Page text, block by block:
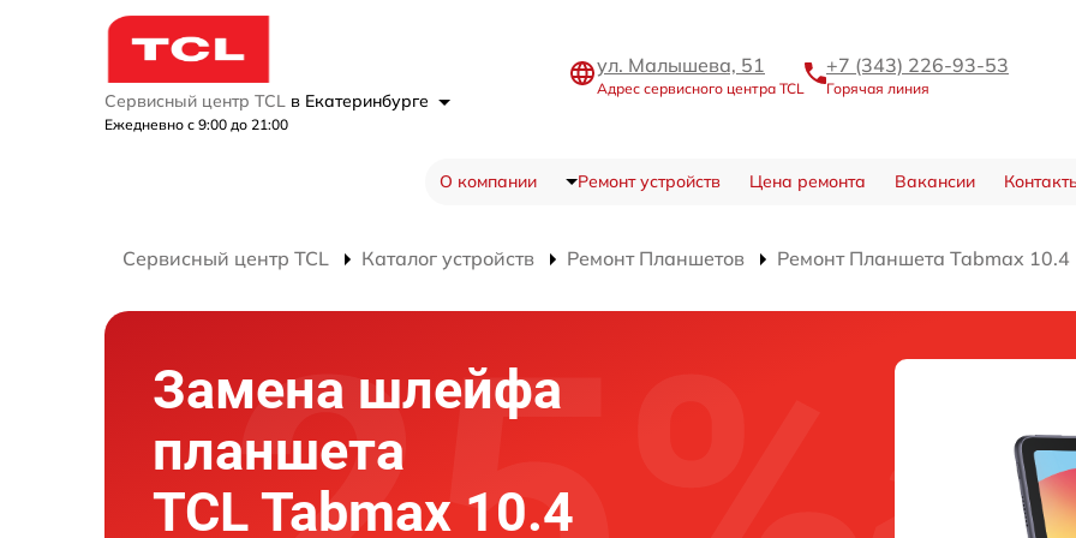
Сервисный центр TCL в Екатеринбурге
Ежедневно с 9:00 до 21:00
ул. Малышева, 51
Адрес сервисного центра TCL
+7 (343) 226-93-53
Горячая линия
О компании Ремонт устройств Цена ремонта Вакансии
Сервисный центр TCL Каталог устройств Ремонт Планшетов Ремонт Планшета Tabmax 10.4
Замена шлейфа
планшета
TCL Tabmax 10.4